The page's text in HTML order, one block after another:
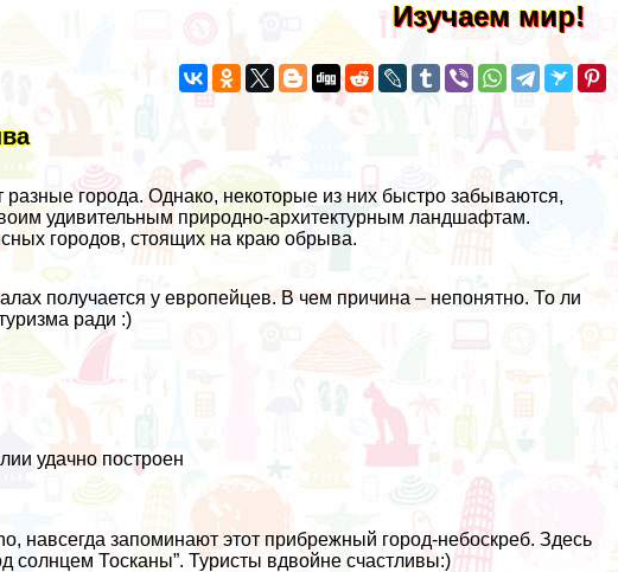
Изучаем мир!
города. Однако, некоторые из них быстро забываются,
удивительным природно-архитектурным ландшафтам.
городов, стоящих на краю обрыва.
получается у европейцев. В чем причина – непонятно. То ли
ради :)
удачно построен
запоминают этот прибрежный город-небоскреб. Здесь
солнцем Тосканы”. Туристы вдвойне счастливы:)